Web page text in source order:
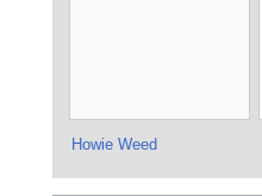
Howie Weed